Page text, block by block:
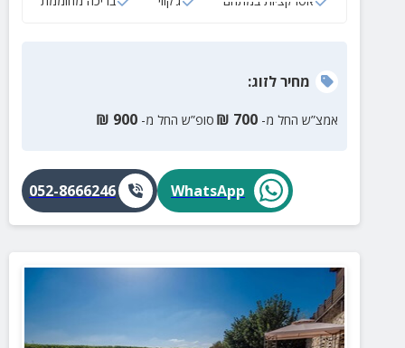
מחירלזוג:
אמצ”ש החל מ- 700
₪ סופ”ש החל מ- 900
₪
WhatsApp
052-8666246